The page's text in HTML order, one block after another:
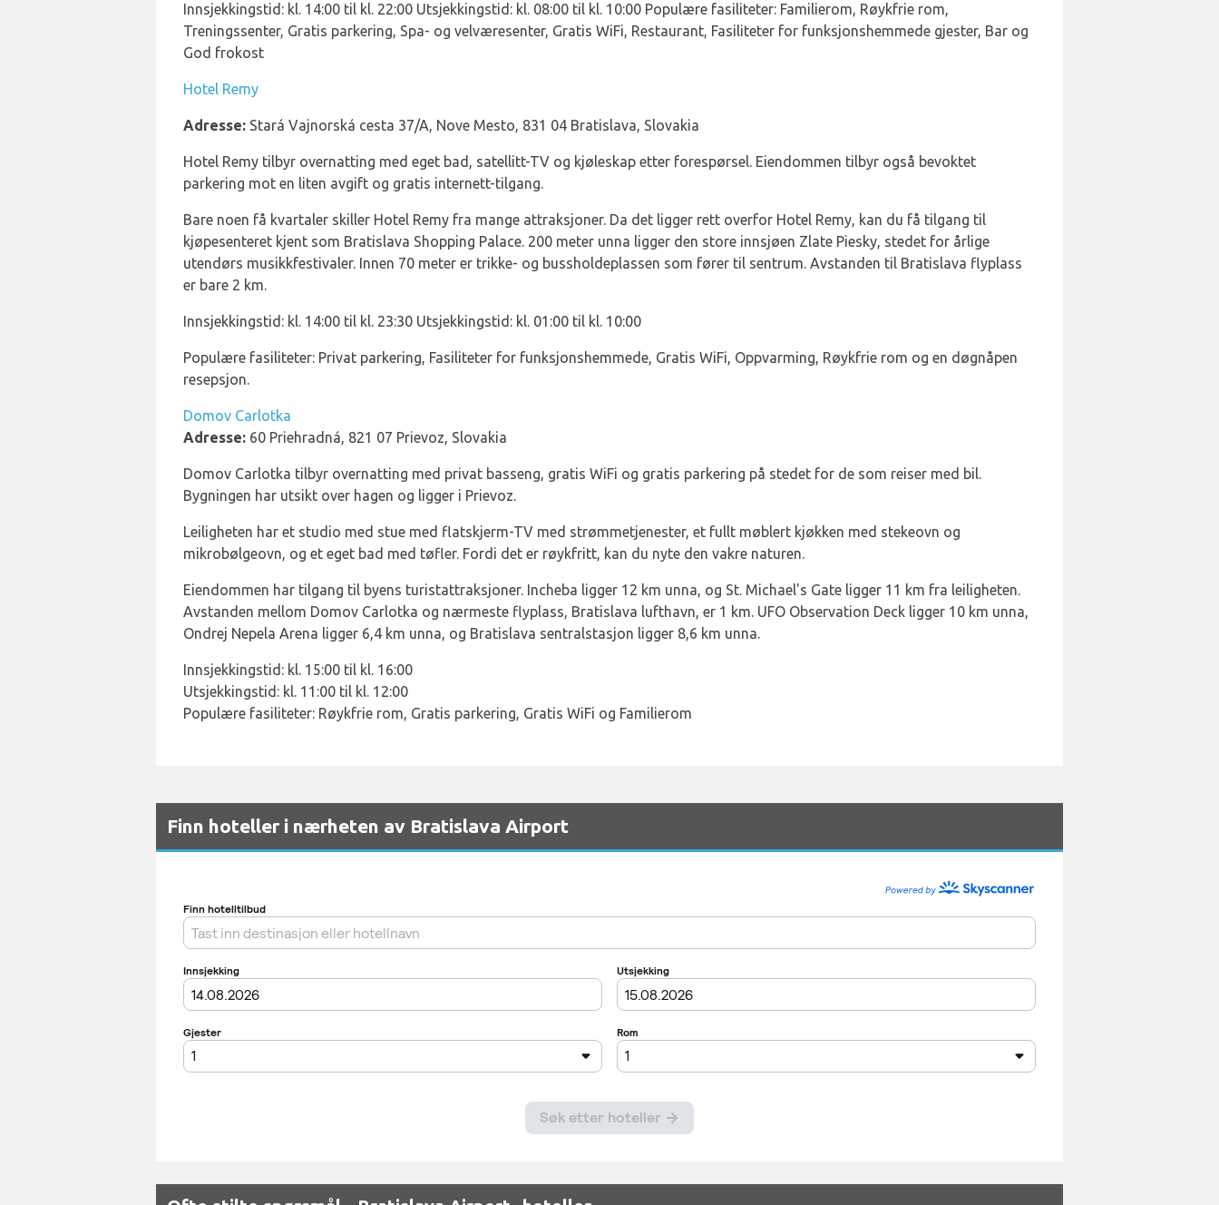
Innsjekkingstid: kl. 14:00 til kl. 22:00 Utsjekkingstid: kl. 08:00 til kl. 10:00 Populære fasiliteter: Familierom, Røykfrie rom,
Treningssenter, Gratis parkering, Spa- og velværesenter, Gratis WiFi, Restaurant, Fasiliteter for funksjonshemmede gjester, Bar og
God frokost
Hotel Remy
Adresse: Stará Vajnorská cesta 37/A, Nove Mesto, 831 04 Bratislava, Slovakia
Hotel Remy tilbyr overnatting med eget bad, satellitt-TV og kjøleskap etter forespørsel. Eiendommen tilbyr også bevoktet
parkering mot en liten avgift og gratis internett-tilgang.
Bare noen få kvartaler skiller Hotel Remy fra mange attraksjoner. Da det ligger rett overfor Hotel Remy, kan du få tilgang til
kjøpesenteret kjent som Bratislava Shopping Palace. 200 meter unna ligger den store innsjøen Zlate Piesky, stedet for årlige
utendørs musikkfestivaler. Innen 70 meter er trikke- og bussholdeplassen som fører til sentrum. Avstanden til Bratislava flyplass
er bare 2 km.
Innsjekkingstid: kl. 14:00 til kl. 23:30 Utsjekkingstid: kl. 01:00 til kl. 10:00
Populære fasiliteter: Privat parkering, Fasiliteter for funksjonshemmede, Gratis WiFi, Oppvarming, Røykfrie rom og en døgnåpen
resepsjon.
Domov Carlotka
Adresse: 60 Priehradná, 821 07 Prievoz, Slovakia
Domov Carlotka tilbyr overnatting med privat basseng, gratis WiFi og gratis parkering på stedet for de som reiser med bil.
Bygningen har utsikt over hagen og ligger i Prievoz.
Leiligheten har et studio med stue med flatskjerm-TV med strømmetjenester, et fullt møblert kjøkken med stekeovn og
mikrobølgeovn, og et eget bad med tøfler. Fordi det er røykfritt, kan du nyte den vakre naturen.
Eiendommen har tilgang til byens turistattraksjoner. Incheba ligger 12 km unna, og St. Michael's Gate ligger 11 km fra leiligheten.
Avstanden mellom Domov Carlotka og nærmeste flyplass, Bratislava lufthavn, er 1 km. UFO Observation Deck ligger 10 km unna,
Ondrej Nepela Arena ligger 6,4 km unna, og Bratislava sentralstasjon ligger 8,6 km unna.
Innsjekkingstid: kl. 15:00 til kl. 16:00
Utsjekkingstid: kl. 11:00 til kl. 12:00
Populære fasiliteter: Røykfrie rom, Gratis parkering, Gratis WiFi og Familierom
Finn hoteller i nærheten av Bratislava Airport